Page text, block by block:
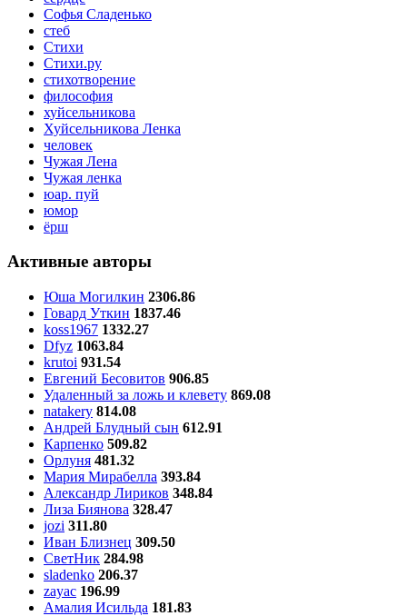
Софья Сладенько
стеб
Стихи
Стихи.ру
стихотворение
философия
хуйсельникова
Хуйсельникова Ленка
человек
Чужая Лена
Чужая ленка
юар. пуй
юмор
ёрш
Активные авторы
Юша Могилкин 2306.86
Говард Уткин 1837.46
koss1967 1332.27
Dfyz 1063.84
krutoi 931.54
Евгений Бесовитов 906.85
Удаленный за ложь и клевету 869.08
natakery 814.08
Андрей Блудный сын 612.91
Карпенко 509.82
Орлуня 481.32
Мария Мирабелла 393.84
Александр Лириков 348.84
Лиза Биянова 328.47
jozi 311.80
Иван Близнец 309.50
СветНик 284.98
sladenko 206.37
zayac 196.99
Амалия Исильда 181.83